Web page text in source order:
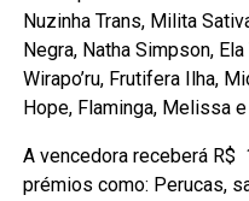
Nuzinha Trans, Milita
Negra, Natha Simpson,
Wirapo’ru, Frutifera Ilha,
Hope, Flaminga, Melissa e
A vencedora receberá R$
prémios como: Perucas,